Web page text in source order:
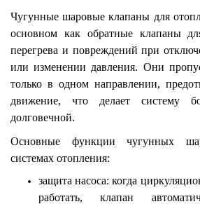
Чугунные шаровые клапаны для
основном как обратные клапаны
перегрева и повреждений при
или изменении давления. Они
только в одном направлении,
движение, что делает систему
долговечной.
Основные функции чугунных
системах отопления:
защита насоса: когда
работать, клапан